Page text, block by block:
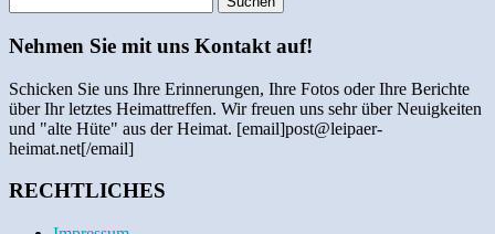
Nehmen Sie mit uns Kontakt auf!
Schicken Sie uns Ihre Erinnerungen, Ihre Fotos oder Ihre Berichte
über Ihr letztes Heimattreffen. Wir freuen uns sehr über Neuigkeiten
und "alte Hüte" aus der Heimat. [email]post@leipaer-
heimat.net[/email]
RECHTLICHES